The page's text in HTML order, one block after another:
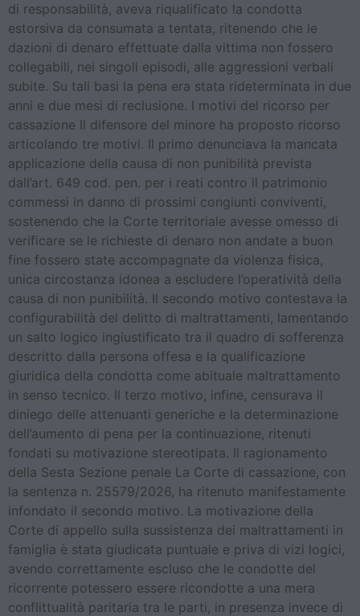
di responsabilità, aveva riqualificato la condotta
estorsiva da consumata a tentata, ritenendo che le
dazioni di denaro effettuate dalla vittima non fossero
collegabili, nei singoli episodi, alle aggressioni verbali
subite. Su tali basi la pena era stata rideterminata in due
anni e due mesi di reclusione. I motivi del ricorso per
cassazione Il difensore del minore ha proposto ricorso
articolando tre motivi. Il primo denunciava la mancata
applicazione della causa di non punibilità prevista
dall’art. 649 cod. pen. per i reati contro il patrimonio
commessi in danno di prossimi congiunti conviventi,
sostenendo che la Corte territoriale avesse omesso di
verificare se le richieste di denaro non andate a buon
fine fossero state accompagnate da violenza fisica,
unica circostanza idonea a escludere l’operatività della
causa di non punibilità. Il secondo motivo contestava la
configurabilità del delitto di maltrattamenti, lamentando
un salto logico ingiustificato tra il quadro di sofferenza
descritto dalla persona offesa e la qualificazione
giuridica della condotta come abituale maltrattamento
in senso tecnico. Il terzo motivo, infine, censurava il
diniego delle attenuanti generiche e la determinazione
dell’aumento di pena per la continuazione, ritenuti
fondati su motivazione stereotipata. Il ragionamento
della Sesta Sezione penale La Corte di cassazione, con
la sentenza n. 25579/2026, ha ritenuto manifestamente
infondato il secondo motivo. La motivazione della
Corte di appello sulla sussistenza dei maltrattamenti in
famiglia è stata giudicata puntuale e priva di vizi logici,
avendo correttamente escluso che le condotte del
ricorrente potessero essere ricondotte a una mera
conflittualità paritaria tra le parti, in presenza invece di